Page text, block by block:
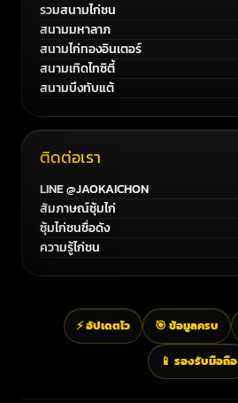
รวมสนามไก่ชน
สนามมหาลาภ
สนามไก่ทองอินเตอร์
สนามเทิดไทซิตี้
สนามบึงทับแต้
ติดต่อเรา
LINE @JAOKAICHON
สัมภาษณ์ซุ้มไก่
ซุ้มไก่ชนชื่อดัง
ความรู้ไก่ชน
⚡ อัปเดตไว 🎯 ข้อมูลครบ
📱 รองรับมือถือ